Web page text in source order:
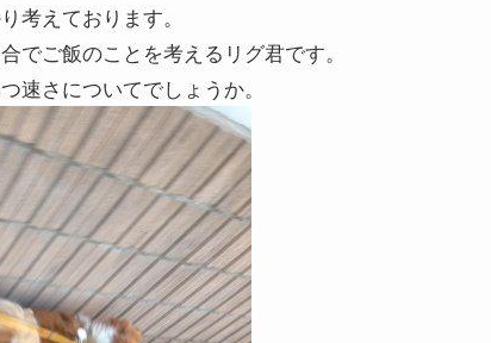
考えております。
でご飯のことを考えるリグ君です。
速さについてでしょうか。